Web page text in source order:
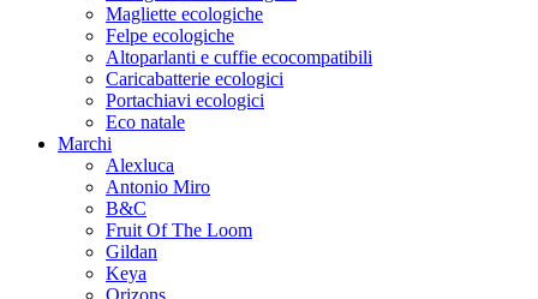
Magliette ecologiche
Felpe ecologiche
Altoparlanti e cuffie ecocompatibili
Caricabatterie ecologici
Portachiavi ecologici
Eco natale
Marchi
Alexluca
Antonio Miro
B&C
Fruit Of The Loom
Gildan
Keya
Orizons